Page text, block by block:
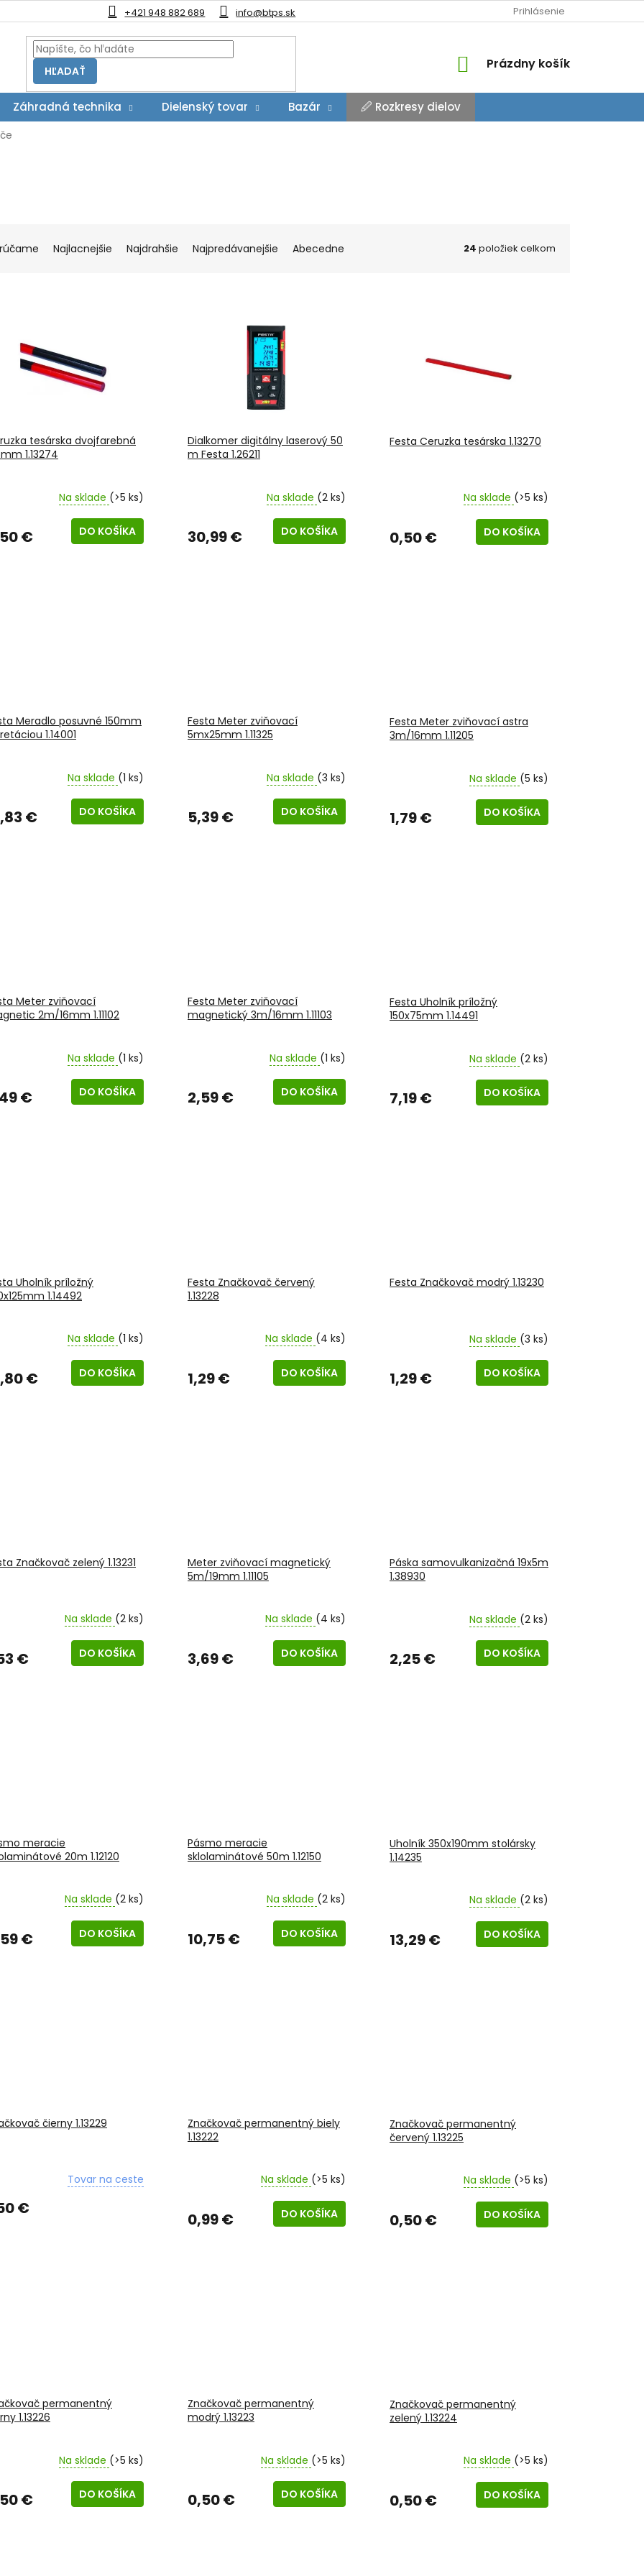
+421 948 882 689 info@btps.sk Prihlásenie
HĽADAŤ
NÁKUPNÝ
Prázdny košík
Záhradná technika Dielenský tovar Bazár 🖉 Rozkresy dielov
Najlacnejšie Najdrahšie Najpredávanejšie Abecedne 24 položiek celkom
tesárska dvojfarebná
1.13274
Na sklade (>5 ks)
€ DO KOŠÍKA
Dialkomer digitálny laserový 50
m Festa 1.26211
Na sklade (2 ks)
30,99 € DO KOŠÍKA
Festa Ceruzka tesárska 1.13270
Na sklade (>5 ks)
0,50 € DO KOŠÍKA
Meradlo posuvné 150mm
1.14001
Na sklade (1 ks)
€ DO KOŠÍKA
Festa Meter zviňovací
5mx25mm 1.11325
Na sklade (3 ks)
5,39 € DO KOŠÍKA
Festa Meter zviňovací astra
3m/16mm 1.11205
Na sklade (5 ks)
1,79 € DO KOŠÍKA
Meter zviňovací
2m/16mm 1.11102
Na sklade (1 ks)
€ DO KOŠÍKA
Festa Meter zviňovací
magnetický 3m/16mm 1.11103
Na sklade (1 ks)
2,59 € DO KOŠÍKA
Festa Uholník príložný
150x75mm 1.14491
Na sklade (2 ks)
7,19 € DO KOŠÍKA
Uholník príložný
1.14492
Na sklade (1 ks)
€ DO KOŠÍKA
Festa Značkovač červený
1.13228
Na sklade (4 ks)
1,29 € DO KOŠÍKA
Festa Značkovač modrý 1.13230
Na sklade (3 ks)
1,29 € DO KOŠÍKA
Značkovač zelený 1.13231
Na sklade (2 ks)
€ DO KOŠÍKA
Meter zviňovací magnetický
5m/19mm 1.11105
Na sklade (4 ks)
3,69 € DO KOŠÍKA
Páska samovulkanizačná 19x5m
1.38930
Na sklade (2 ks)
2,25 € DO KOŠÍKA
meracie
20m 1.12120
Na sklade (2 ks)
€ DO KOŠÍKA
Pásmo meracie
sklolaminátové 50m 1.12150
Na sklade (2 ks)
10,75 € DO KOŠÍKA
Uholník 350x190mm stolársky
1.14235
Na sklade (2 ks)
13,29 € DO KOŠÍKA
čierny 1.13229
Tovar na ceste
€
Značkovač permanentný biely
1.13222
Na sklade (>5 ks)
0,99 € DO KOŠÍKA
Značkovač permanentný
červený 1.13225
Na sklade (>5 ks)
0,50 € DO KOŠÍKA
permanentný
1.13226
Na sklade (>5 ks)
€ DO KOŠÍKA
Značkovač permanentný
modrý 1.13223
Na sklade (>5 ks)
0,50 € DO KOŠÍKA
Značkovač permanentný
zelený 1.13224
Na sklade (>5 ks)
0,50 € DO KOŠÍKA